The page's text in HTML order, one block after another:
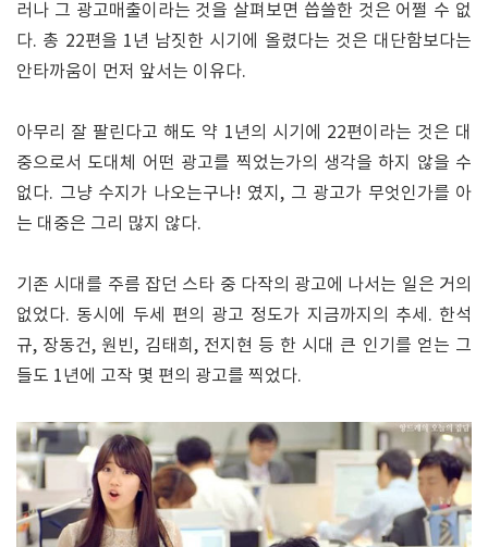
러나 그 광고매출이라는 것을 살펴보면 씁쓸한 것은 어쩔 수 없
다. 총 22편을 1년 남짓한 시기에 올렸다는 것은 대단함보다는
안타까움이 먼저 앞서는 이유다.
아무리 잘 팔린다고 해도 약 1년의 시기에 22편이라는 것은 대
중으로서 도대체 어떤 광고를 찍었는가의 생각을 하지 않을 수
없다. 그냥 수지가 나오는구나! 였지, 그 광고가 무엇인가를 아
는 대중은 그리 많지 않다.
기존 시대를 주름 잡던 스타 중 다작의 광고에 나서는 일은 거의
없었다. 동시에 두세 편의 광고 정도가 지금까지의 추세. 한석
규, 장동건, 원빈, 김태희, 전지현 등 한 시대 큰 인기를 얻는 그
들도 1년에 고작 몇 편의 광고를 찍었다.